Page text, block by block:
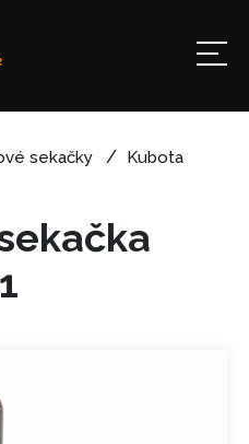
sekačky Kubota